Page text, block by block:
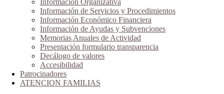
Información Organizativa
Información de Servicios y Procedimientos
Información Económico Financiera
Información de Ayudas y Subvenciones
Memorias Anuales de Actividad
Presentación formulario transparencia
Decálogo de valores
Accesibilidad
Patrocinadores
ATENCION FAMILIAS